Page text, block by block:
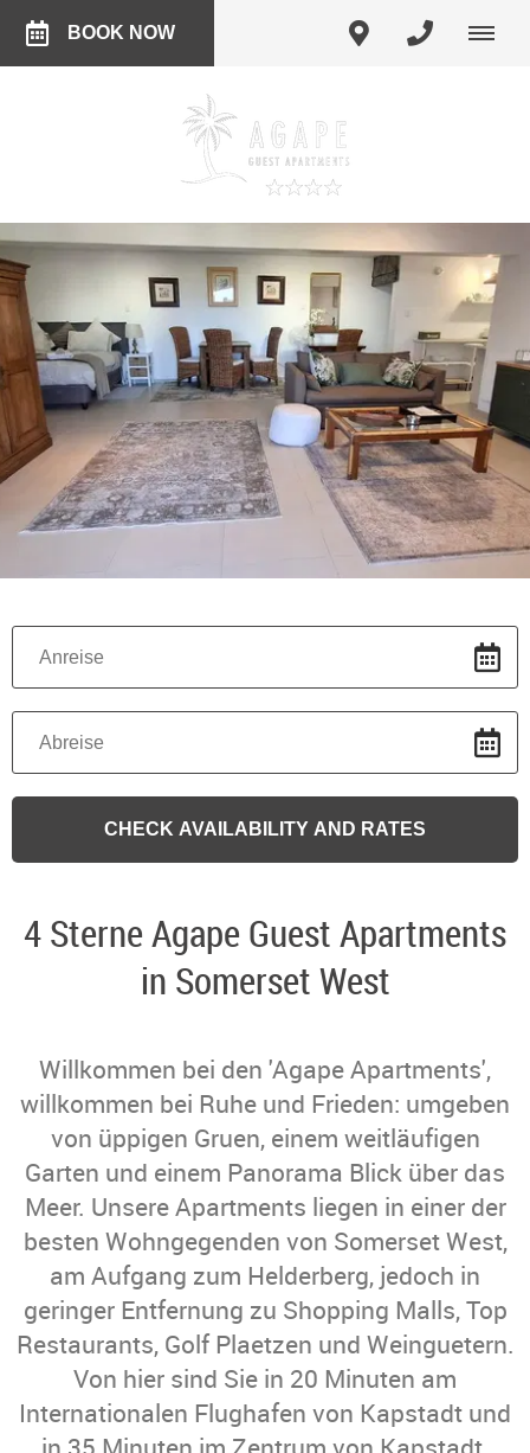
BOOK NOW
4 Sterne Agape Guest Apartments
in Somerset West
Willkommen bei den 'Agape Apartments',
willkommen bei Ruhe und Frieden: umgeben
von üppigen Gruen, einem weitläufigen
Garten und einem Panorama Blick über das
Meer. Unsere Apartments liegen in einer der
besten Wohngegenden von Somerset West,
am Aufgang zum Helderberg, jedoch in
geringer Entfernung zu Shopping Malls, Top
Restaurants, Golf Plaetzen und Weinguetern.
Von hier sind Sie in 20 Minuten am
Internationalen Flughafen von Kapstadt und